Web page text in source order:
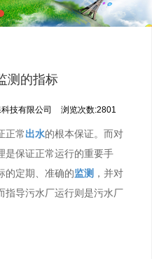
测的指标
技有限公司 浏览次数:2801
正常出水的根本保证。而对
是保证正常运行的重要手
的定期、准确的监测 ，并对
指导污水厂运行则是污水厂